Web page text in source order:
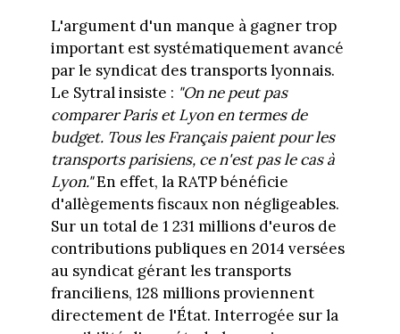
L'argument d'un manque à gagner trop
important est systématiquement avancé
par le syndicat des transports lyonnais.
Le Sytral insiste : "On ne peut pas
comparer Paris et Lyon en termes de
budget. Tous les Français paient pour les
transports parisiens, ce n'est pas le cas à
Lyon."En effet, la RATP bénéficie
d'allègements fiscaux non négligeables.
Sur un total de 1 231 millions d'euros de
contributions publiques en 2014 versées
au syndicat gérant les transports
franciliens, 128 millions proviennent
directement de l'État. Interrogée sur la